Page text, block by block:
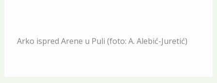
Arko ispred Arene u Puli (foto: A. Alebić-Juretić)